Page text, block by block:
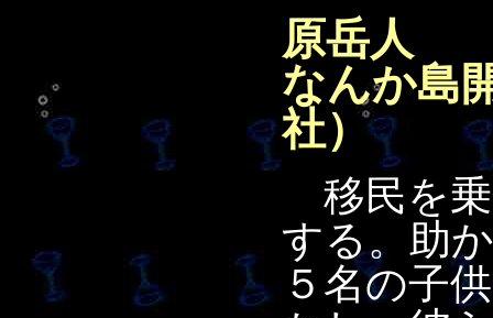
原岳人
なんか島
社）
移民を
する。助
５名の子